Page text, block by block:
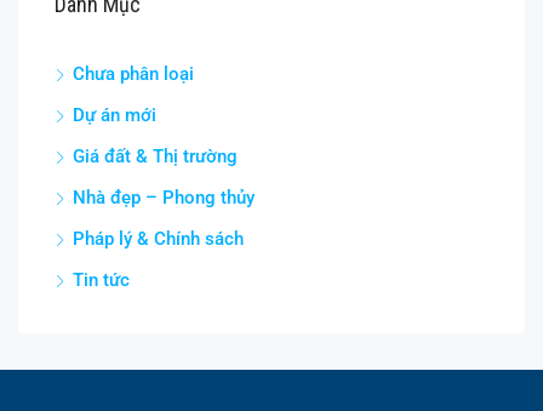
Chưa phân loại
Dự án mới
Giá đất & Thị trường
Nhà đẹp – Phong thủy
Pháp lý & Chính sách
Tin tức